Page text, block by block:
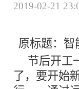
2019-02-21
原标题：智
节后开工
了，要开始